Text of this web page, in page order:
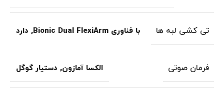
تی کشی لبه ها با فناوری Bionic Dual FlexiArm , دارد
فرمان صوتی الکسا آمازون, دستیار گوگل